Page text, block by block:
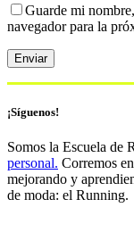
Guarde mi
navegador para la
¡Síguenos!
Somos la Escuela de
personal. Corremos
mejorando y
de moda: el Running.